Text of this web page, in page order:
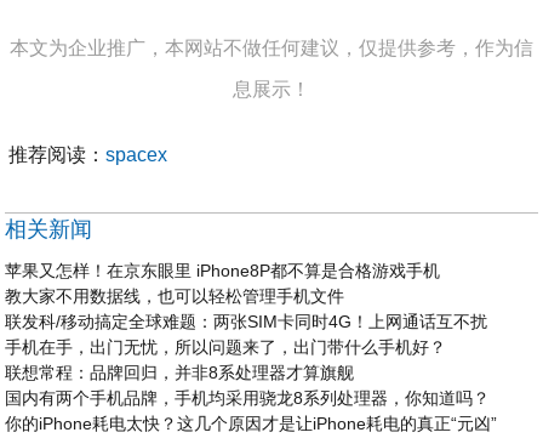
本文为企业推广，本网站不做任何建议，仅提供参考，作为信
息展示！
推荐阅读：spacex
相关新闻
苹果又怎样！在京东眼里 iPhone8P都不算是合格游戏手机
教大家不用数据线，也可以轻松管理手机文件
联发科/移动搞定全球难题：两张SIM卡同时4G！上网通话互不扰
手机在手，出门无忧，所以问题来了，出门带什么手机好？
联想常程：品牌回归，并非8系处理器才算旗舰
国内有两个手机品牌，手机均采用骁龙8系列处理器，你知道吗？
你的iPhone耗电太快？这几个原因才是让iPhone耗电的真正“元凶”